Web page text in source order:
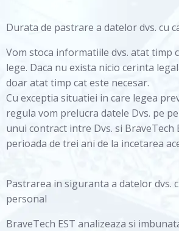
Durata de pastrare a datelor dvs. cu
Vom stoca informatiile dvs. atat timp
lege. Daca nu exista nicio cerinta
doar atat timp cat este necesar.
Cu exceptia situatiei in care legea
regula vom prelucra datele Dvs. pe
unui contract intre Dvs. si BraveTech
perioada de trei ani de la incetarea
Pastrarea in siguranta a datelor dvs.
personal
BraveTech EST analizeaza si